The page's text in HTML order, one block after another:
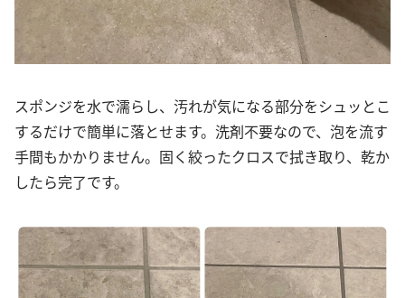
スポンジを水で濡らし、汚れが気になる部分をシュッとこ
するだけで簡単に落とせます。洗剤不要なので、泡を流す
手間もかかりません。固く絞ったクロスで拭き取り、乾か
したら完了です。